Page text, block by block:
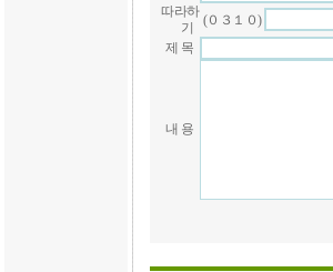
따라하
기
(０３１０)
제 목
내 용